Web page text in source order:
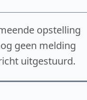
opstelling
geen melding
uitgestuurd.